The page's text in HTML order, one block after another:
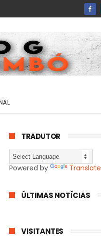
TRADUTOR
Powered by Translate
ÚLTIMAS NOTÍCIAS
VISITANTES